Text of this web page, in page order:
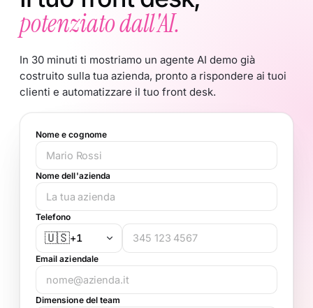
Jayesh Ashar · Pearl Tourism & Leisure Group
potenziato dall'AI.
Nome e cognome
Nome dell'azienda
Telefono
🇺🇸+1
Email aziendale
Dimensione del team